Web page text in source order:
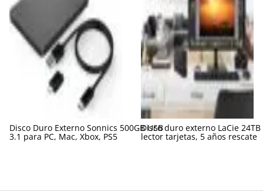
Disco Duro Externo Sonnics 500GB USB
3.1 para PC, Mac, Xbox, PS5
Disco duro externo LaCie 24TB
lector tarjetas, 5 años rescate